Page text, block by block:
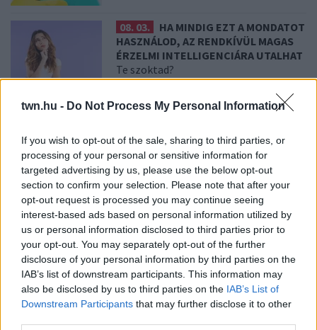
twn.hu - Do Not Process My Personal Information
If you wish to opt-out of the sale, sharing to third parties, or
processing of your personal or sensitive information for
targeted advertising by us, please use the below opt-out
section to confirm your selection. Please note that after your
opt-out request is processed you may continue seeing
interest-based ads based on personal information utilized by
us or personal information disclosed to third parties prior to
your opt-out. You may separately opt-out of the further
disclosure of your personal information by third parties on the
IAB’s list of downstream participants. This information may
also be disclosed by us to third parties on the IAB’s List of
Downstream Participants that may further disclose it to other
08. 03.
HA MINDIG EZT A MONDATOT
HASZNÁLOD, AZ RENDKÍVÜL MAGAS
ÉRZELMI INTELLIGENCIÁRA UTALHAT
Te szoktad?
08. 02.
SOKAN ROSSZUL TÁROLJÁK
CSÖKKENHET A HATÁSUK
Érdemes odafigyelni rá
08. 01.
EGYRE TÖBB FIATALNÁL JELENTKEZIK EZ A
VITAMINHIÁNY – ILYEN JELEKRE FIGYELJ
Erre figyelj!
07. 31.
NEM A CITROMSAV, AZ ECET VAGY A
SZÓDABIKARBÓNA A LEGERŐSEBB: EZT HASZNÁLJÁK A
SZÁLLODÁKBAN A VÍZKŐ ELLEN
Ez a szer tényleg eltünteti a vízkövet